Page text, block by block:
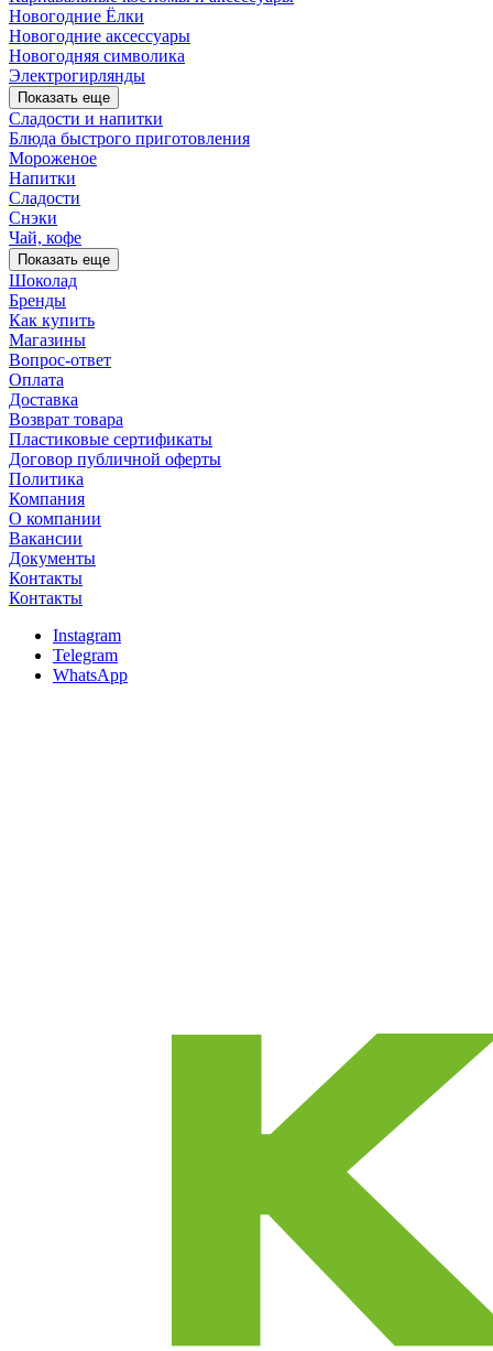
Новогодние Ёлки
Новогодние аксессуары
Новогодняя символика
Электрогирлянды
Показать еще
Сладости и напитки
Блюда быстрого приготовления
Мороженое
Напитки
Сладости
Снэки
Чай, кофе
Показать еще
Шоколад
Бренды
Как купить
Магазины
Вопрос-ответ
Оплата
Доставка
Возврат товара
Пластиковые сертификаты
Договор публичной оферты
Политика
Компания
О компании
Вакансии
Документы
Контакты
Контакты
Instagram
Telegram
WhatsApp